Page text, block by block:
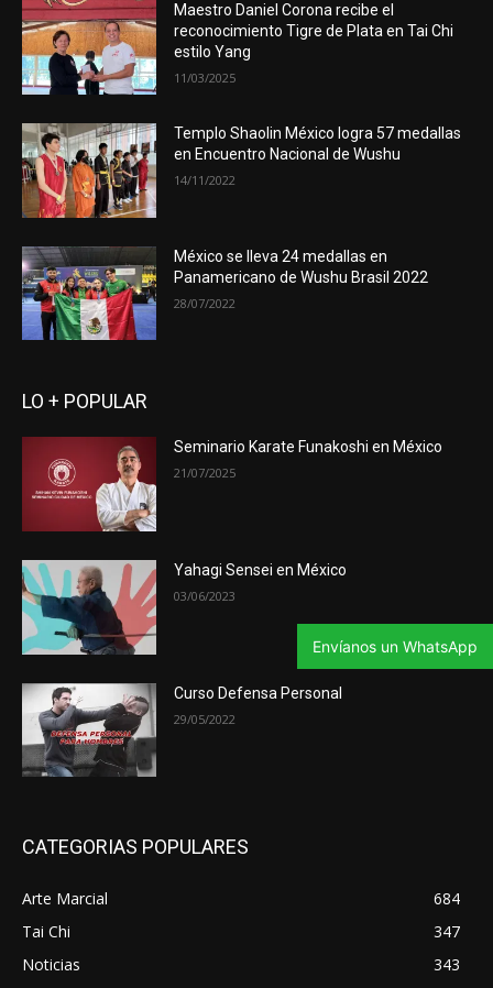
Maestro Daniel Corona recibe el
reconocimiento Tigre de Plata en Tai Chi
estilo Yang
11/03/2025
Templo Shaolin México logra 57 medallas
en Encuentro Nacional de Wushu
14/11/2022
México se lleva 24 medallas en
Panamericano de Wushu Brasil 2022
28/07/2022
LO + POPULAR
Seminario Karate Funakoshi en México
21/07/2025
Yahagi Sensei en México
03/06/2023
Curso Defensa Personal
29/05/2022
CATEGORIAS POPULARES
Arte Marcial
684
Tai Chi
347
Noticias
343
Envíanos un WhatsApp